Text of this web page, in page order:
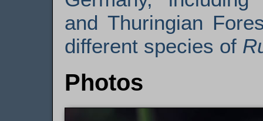
and Thuringian
different species of
Photos